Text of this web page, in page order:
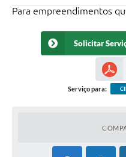
Para empreendimentos
Solicitar
Serviço para: